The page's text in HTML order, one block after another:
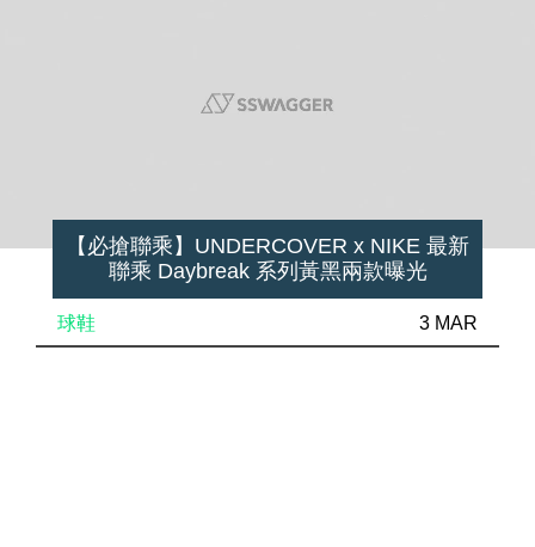
【必搶聯乘】UNDERCOVER x NIKE 最新
聯乘 Daybreak 系列黃黑兩款曝光
球鞋 3 MAR